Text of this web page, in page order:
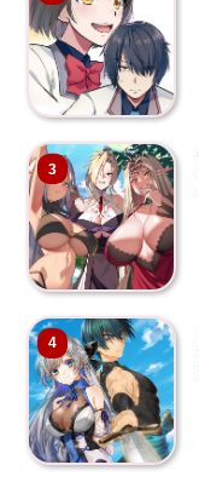
3
4